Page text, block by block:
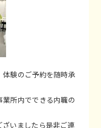
体験のご予約を随時承
所内でできる内職の
いましたら是非ご連